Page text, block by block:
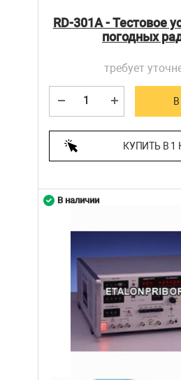
RD-301A - Тестовое
погодных
требует
КУПИТЬ В 1
В наличии